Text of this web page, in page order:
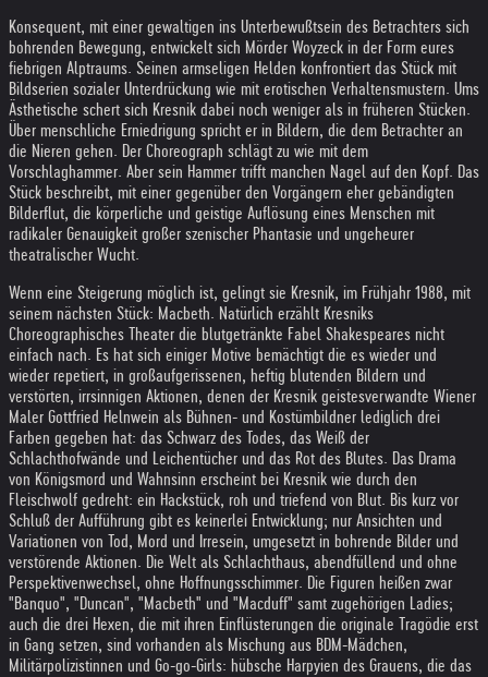
Konsequent, mit einer gewaltigen ins Unterbewußtsein des Betrachters sich
bohrenden Bewegung, entwickelt sich Mörder Woyzeck in der Form eures
fiebrigen Alptraums. Seinen armseligen Helden konfrontiert das Stück mit
Bildserien sozialer Unterdrückung wie mit erotischen Verhaltensmustern. Ums
Ästhetische schert sich Kresnik dabei noch weniger als in früheren Stücken.
Über menschliche Erniedrigung spricht er in Bildern, die dem Betrachter an
die Nieren gehen. Der Choreograph schlägt zu wie mit dem
Vorschlaghammer. Aber sein Hammer trifft manchen Nagel auf den Kopf. Das
Stück beschreibt, mit einer gegenüber den Vorgängern eher gebändigten
Bilderflut, die körperliche und geistige Auflösung eines Menschen mit
radikaler Genauigkeit großer szenischer Phantasie und ungeheurer
theatralischer Wucht.
Wenn eine Steigerung möglich ist, gelingt sie Kresnik, im Frühjahr 1988, mit
seinem nächsten Stück: Macbeth. Natürlich erzählt Kresniks
Choreographisches Theater die blutgetränkte Fabel Shakespeares nicht
einfach nach. Es hat sich einiger Motive bemächtigt die es wieder und
wieder repetiert, in großaufgerissenen, heftig blutenden Bildern und
verstörten, irrsinnigen Aktionen, denen der Kresnik geistesverwandte Wiener
Maler Gottfried Helnwein als Bühnen- und Kostümbildner lediglich drei
Farben gegeben hat: das Schwarz des Todes, das Weiß der
Schlachthofwände und Leichentücher und das Rot des Blutes. Das Drama
von Königsmord und Wahnsinn erscheint bei Kresnik wie durch den
Fleischwolf gedreht: ein Hackstück, roh und triefend von Blut. Bis kurz vor
Schluß der Aufführung gibt es keinerlei Entwicklung; nur Ansichten und
Variationen von Tod, Mord und Irresein, umgesetzt in bohrende Bilder und
verstörende Aktionen. Die Welt als Schlachthaus, abendfüllend und ohne
Perspektivenwechsel, ohne Hoffnungsschimmer. Die Figuren heißen zwar
"Banquo", "Duncan", "Macbeth" und "Macduff" samt zugehörigen Ladies;
auch die drei Hexen, die mit ihren Einflüsterungen die originale Tragödie erst
in Gang setzen, sind vorhanden als Mischung aus BDM-Mädchen,
Militärpolizistinnen und Go-go-Girls: hübsche Harpyien des Grauens, die das